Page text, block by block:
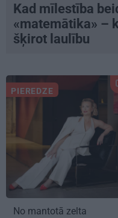
Kad mīlestība
«matemātika» –
šķirot laulību
PIEREDZE
No mantotā zelta